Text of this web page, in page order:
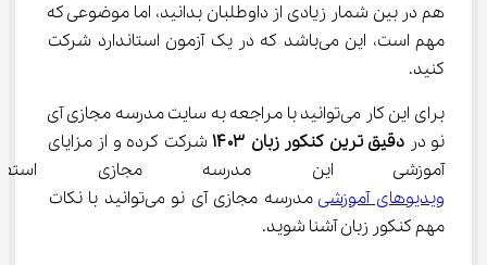
هم در بین شمار زیادی از داوطلبان بدانید، اما موضوعی که
مهم است، این می‌باشد که در یک آزمون استاندارد شرکت
کنید.
برای این کار می‌توانید با مراجعه به سایت مدرسه مجازی آی
نو در دقیق ترین کنکور زبان ۱۴۰۳ شرکت کرده و از مزایای
آموزشی این مدرسه مجازی
ویدیوهای آموزشی
مدرسه مجازی آی نو می‌توانید با نکات
مهم کنکور زبان آشنا شوید.